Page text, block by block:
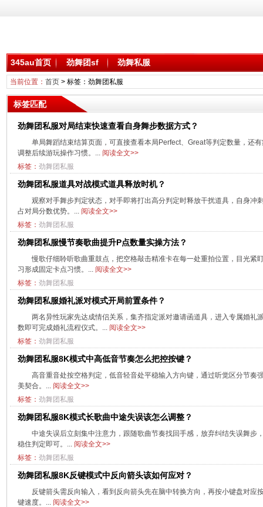
345au首页 劲舞团sf 劲舞私服
当前位置： 首页> 标签：劲舞团私服
标签匹配
劲舞团私服对局结束快速查看自身舞步数据方式？
单局舞蹈结束结算页面，可直接查看本局Perfect、Great等判定数量，还
调整后续游玩操作习惯。... 阅读全文>>
标签： 劲舞团私服
劲舞团私服道具对战模式道具释放时机？
观察对手舞步判定状态，对手即将打出高分判定时释放干扰道具，自身冲
占对局分数优势。... 阅读全文>>
标签： 劲舞团私服
劲舞团私服慢节奏歌曲提升P点数量实操方法？
慢歌仔细聆听歌曲重鼓点，把空格敲击精准卡在每一处重拍位置，目光紧
习形成固定卡点习惯。... 阅读全文>>
标签： 劲舞团私服
劲舞团私服婚礼派对模式开局前置条件？
两名异性玩家先达成情侣关系，集齐指定派对邀请函道具，进入专属婚礼
数即可完成婚礼流程仪式。... 阅读全文>>
标签： 劲舞团私服
劲舞团私服8K模式中高低音节奏怎么把控按键？
高音重音处按空格判定，低音轻音处平稳输入方向键，通过听觉区分节奏
美契合。... 阅读全文>>
标签： 劲舞团私服
劲舞团私服8K模式长歌曲中途失误该怎么调整？
中途失误后立刻集中注意力，跟随歌曲节奏找回手感，放弃纠结失误舞步
稳住判定即可。... 阅读全文>>
标签： 劲舞团私服
劲舞团私服8K反键模式中反向箭头该如何应对？
反键箭头需反向输入，看到反向箭头先在脑中转换方向，再按小键盘对应
键速度。... 阅读全文>>